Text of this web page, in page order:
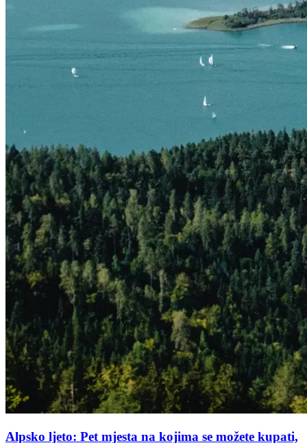
Alpsko ljeto: Pet mjesta na kojima se možete kupati,